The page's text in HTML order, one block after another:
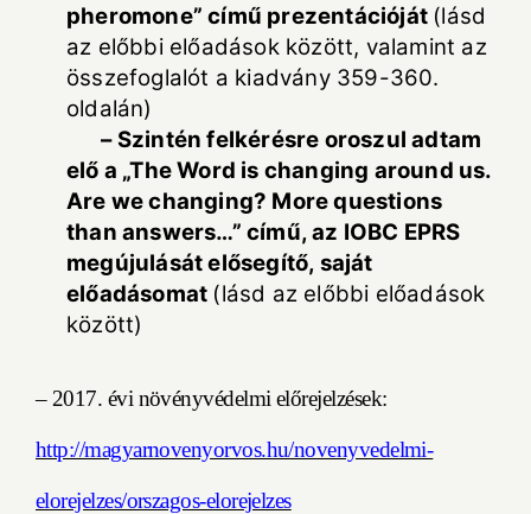
pheromone” című prezentációját (lásd
az előbbi előadások között, valamint az
összefoglalót a kiadvány 359-360.
oldalán)
– Szintén felkérésre oroszul adtam
elő a „The Word is changing around us.
Are we changing? More questions
than answers…” című, az IOBC EPRS
megújulását elősegítő, saját
előadásomat (lásd az előbbi előadások
között)
– 2017. évi növényvédelmi előrejelzések:
http://magyarnovenyorvos.hu/novenyvedelmi-
elorejelzes/orszagos-elorejelzes